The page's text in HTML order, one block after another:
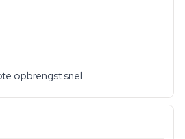
opbrengst snel